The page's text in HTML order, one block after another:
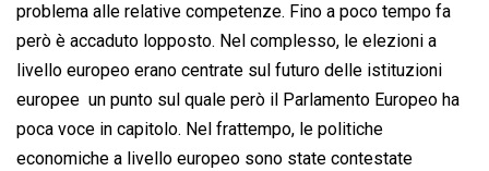
problema alle relative competenze. Fino a poco tempo fa
però è accaduto lopposto. Nel complesso, le elezioni a
livello europeo erano centrate sul futuro delle istituzioni
europee  un punto sul quale però il Parlamento Europeo ha
poca voce in capitolo. Nel frattempo, le politiche
economiche a livello europeo sono state contestate